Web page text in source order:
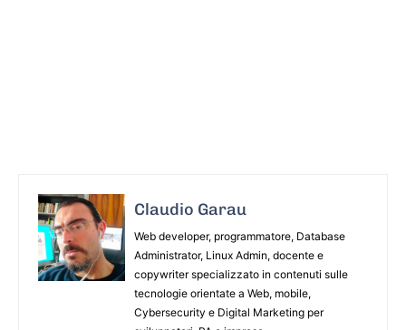
Claudio Garau
Web developer, programmatore, Database
Administrator, Linux Admin, docente e
copywriter specializzato in contenuti sulle
tecnologie orientate a Web, mobile,
Cybersecurity e Digital Marketing per